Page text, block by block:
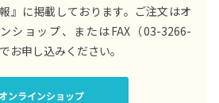
』に掲載しております。 ご注文はオ
ショップ、またはFAX（03-3266-
お申し込みください。
ンラインショップ